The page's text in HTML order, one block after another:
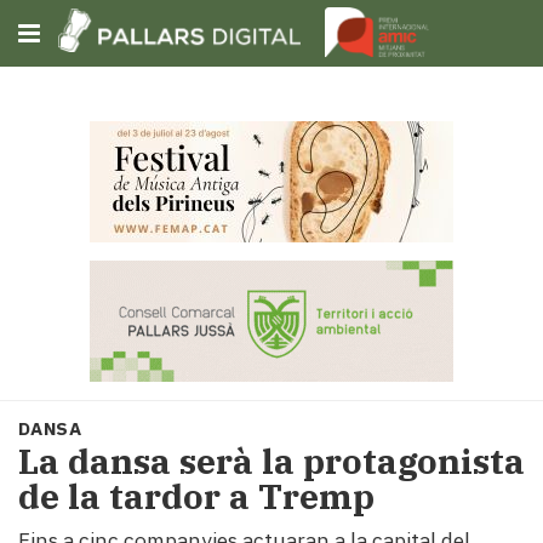
Subscriu-t'hi
Portada
Societat
Política
i
municipis
Economia
DANSA
La dansa serà la protagonista
de la tardor a Tremp